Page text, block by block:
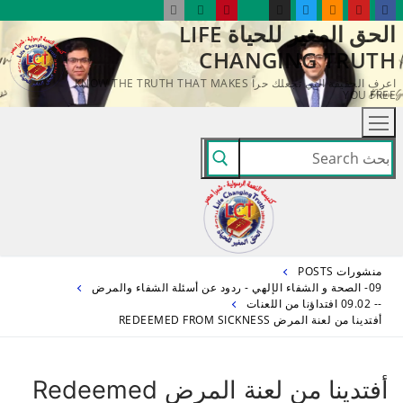
التجاوز
إلى
المحتوى
الحق المغير للحياة LIFE
CHANGING TRUTH
اعرف الحقيقة التي تجعلك حراً KNOW THE TRUTH THAT MAKES
YOU FREE
البحث
عن:
منشورات POSTS
09- الصحة و الشفاء الإلهي - ردود عن أسئلة الشفاء والمرض
-- 09.02 افتداؤنا من اللعنات
أفتدينا من لعنة المرض REDEEMED FROM SICKNESS
أفتدينا من لعنة المرض Redeemed